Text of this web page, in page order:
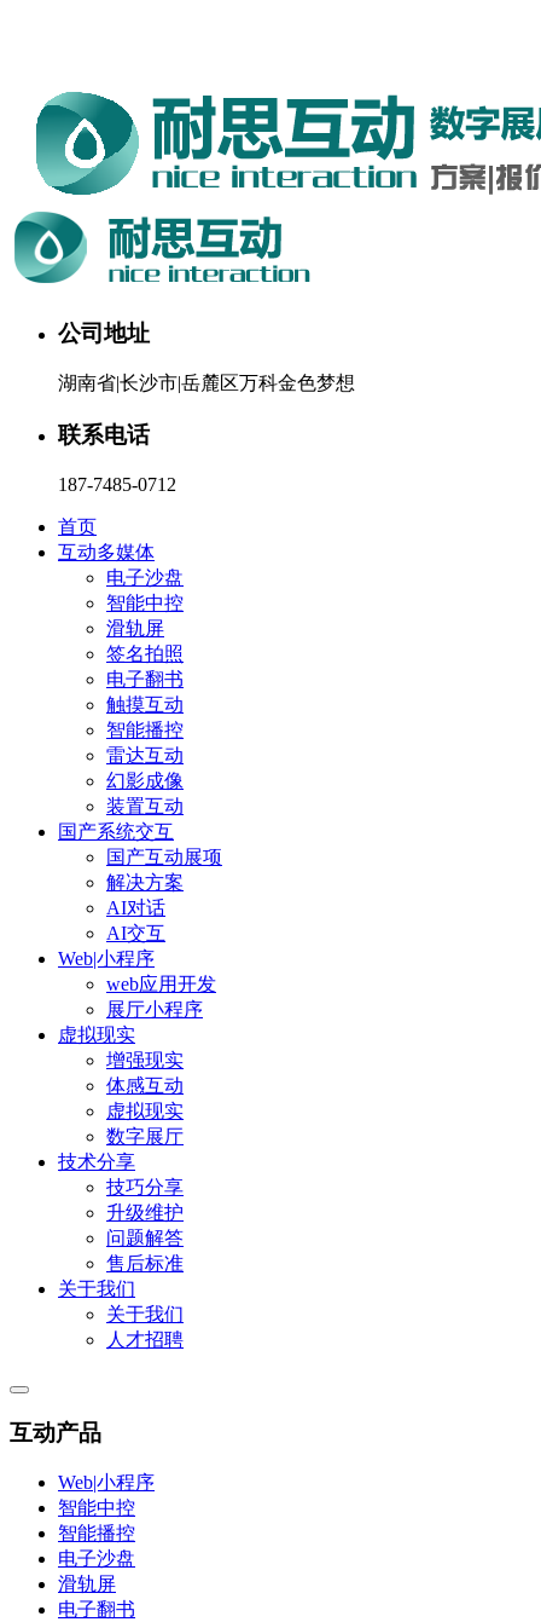
公司地址
湖南省|长沙市|岳麓区万科金色梦想
联系电话
187-7485-0712
首页
互动多媒体
电子沙盘
智能中控
滑轨屏
签名拍照
电子翻书
触摸互动
智能播控
雷达互动
幻影成像
装置互动
国产系统交互
国产互动展项
解决方案
AI对话
AI交互
Web|小程序
web应用开发
展厅小程序
虚拟现实
增强现实
体感互动
虚拟现实
数字展厅
技术分享
技巧分享
升级维护
问题解答
售后标准
关于我们
关于我们
人才招聘
互动产品
Web|小程序
智能中控
智能播控
电子沙盘
滑轨屏
电子翻书